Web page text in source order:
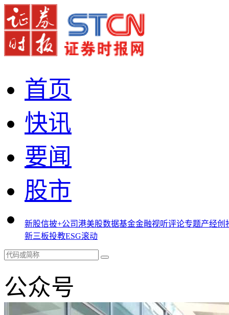
首页
快讯
要闻
股市
新股信披+公司港美股数据基金金融视听评论专题产经创
新三板投教ESG滚动
公众号